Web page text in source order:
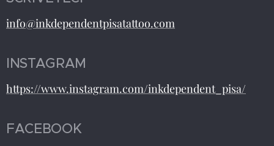
info@inkdependentpisatattoo.com
INSTAGRAM
https://www.instagram.com/inkdependent_pisa/
FACEBOOK